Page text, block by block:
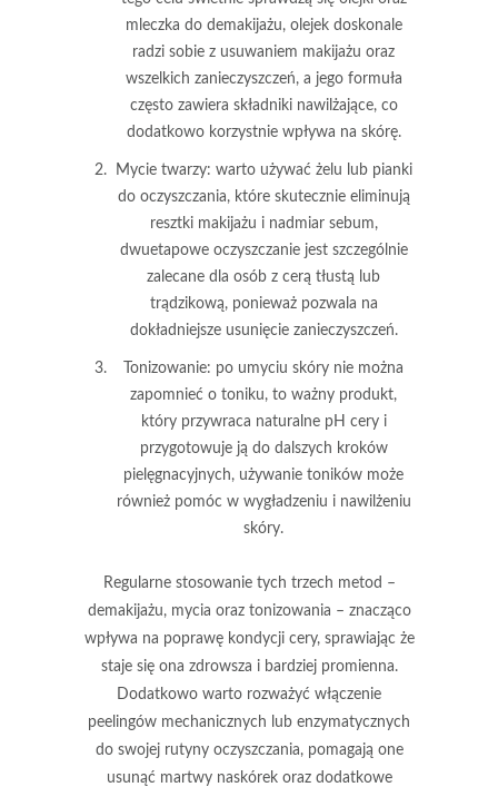
mleczka do demakijażu, olejek doskonale
radzi sobie z usuwaniem makijażu oraz
wszelkich zanieczyszczeń, a jego formuła
często zawiera składniki nawilżające, co
dodatkowo korzystnie wpływa na skórę.
Mycie twarzy: warto używać żelu lub pianki
do oczyszczania, które skutecznie eliminują
resztki makijażu i nadmiar sebum,
dwuetapowe oczyszczanie jest szczególnie
zalecane dla osób z cerą tłustą lub
trądzikową, ponieważ pozwala na
dokładniejsze usunięcie zanieczyszczeń.
Tonizowanie: po umyciu skóry nie można
zapomnieć o toniku, to ważny produkt,
który przywraca naturalne pH cery i
przygotowuje ją do dalszych kroków
pielęgnacyjnych, używanie toników może
również pomóc w wygładzeniu i nawilżeniu
skóry.
Regularne stosowanie tych trzech metod –
demakijażu, mycia oraz tonizowania – znacząco
wpływa na poprawę kondycji cery, sprawiając że
staje się ona zdrowsza i bardziej promienna.
Dodatkowo warto rozważyć włączenie
peelingów mechanicznych lub enzymatycznych
do swojej rutyny oczyszczania, pomagają one
usunąć martwy naskórek oraz dodatkowe